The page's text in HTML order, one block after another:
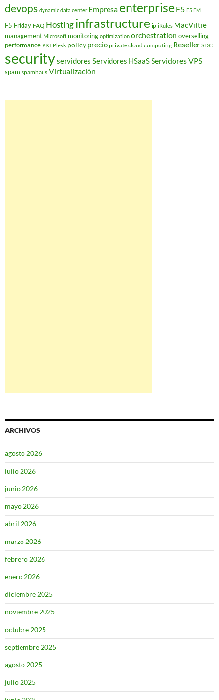
devops dynamic data center Empresa enterprise F5 F5 EM
F5 Friday FAQ Hostinginfrastructure ip iRules MacVittie
management Microsoft monitoring optimization orchestration overselling
performance PKI Plesk policy precio private cloud computing Reseller SDC
securityservidores Servidores HSaaSServidores VPS
spam spamhaus Virtualización
ARCHIVOS
agosto 2026
julio 2026
junio 2026
mayo 2026
abril 2026
marzo 2026
febrero 2026
enero 2026
diciembre 2025
noviembre 2025
octubre 2025
septiembre 2025
agosto 2025
julio 2025